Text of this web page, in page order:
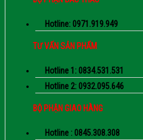
Hotline: 0971.919.949
TƯ VẤN SẢN PHẨM
Hotline 1: 0834.531.531
Hotline 2: 0932.095.646
BỘ PHẬN GIAO HÀNG
Hotline : 0845.308.308